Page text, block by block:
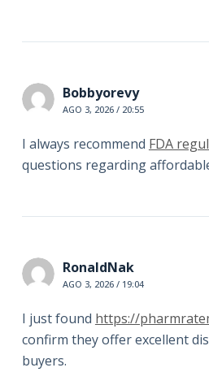
Bobbyorevy
AGO 3, 2026 / 20:55
I always recommend FDA
questions regarding
RonaldNak
AGO 3, 2026 / 19:04
I just found https://
confirm they offer excellent
buyers.